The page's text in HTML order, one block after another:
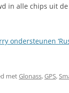
in alle chips uit de
ondersteunen
metGlonass,GPS,